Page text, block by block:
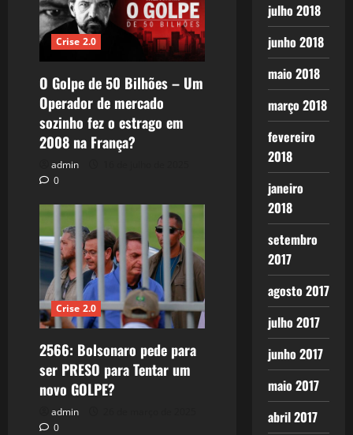
Crise 2.0
O Golpe de 50 Bilhões – Um
Operador de mercado
sozinho fez o estrago em
2008 na França?
admin
0
Crise 2.0
2566: Bolsonaro pede para
ser PRESO para Tentar um
novo GOLPE?
admin
0
julho 2018
junho 2018
maio 2018
março 2018
fevereiro
2018
janeiro
2018
setembro
2017
agosto 2017
julho 2017
junho 2017
maio 2017
abril 2017